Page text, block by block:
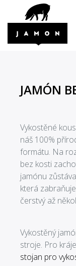
JAMÓN
Vykostěné
náš 100%
formátu. Na
bez kosti
jamónu
která
čerstvý až
Vykostěný
stroje. Pro
stojan pro